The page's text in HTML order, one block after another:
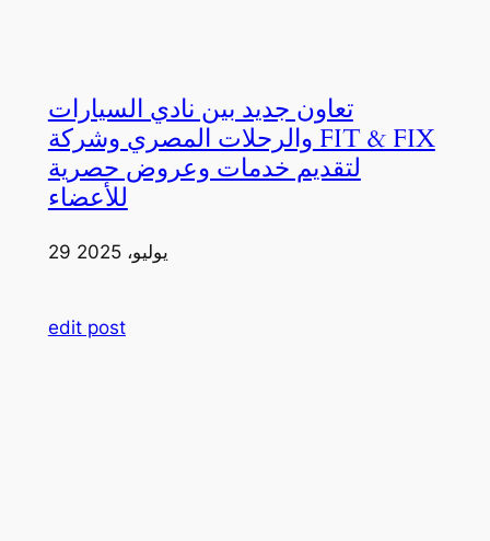
تعاون جديد بين نادي السيارات
والرحلات المصري وشركة FIT & FIX
لتقديم خدمات وعروض حصرية
للأعضاء
29 يوليو، 2025
edit post